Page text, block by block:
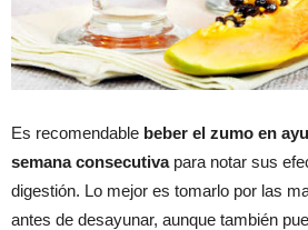
Es recomendable beber el zumo en
semana consecutivapara notar sus
digestión. Lo mejor es tomarlo por las
antes de desayunar, aunque también